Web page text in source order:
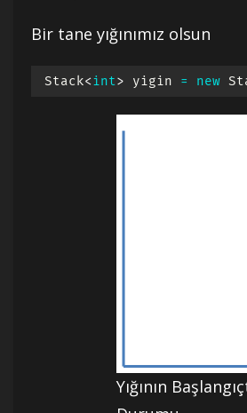
Bir tane yığınımız olsun
Stack<int> yigin = new
Yığının